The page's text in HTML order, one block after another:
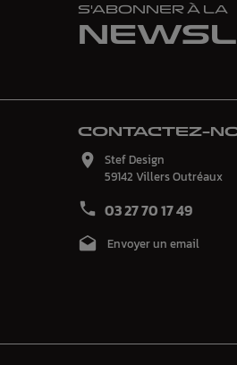
S'ABONNER À LA
CONTACTEZ-

Stef Design
59142 Villers Outréaux
 03 27 70 17 49
 Envoyer un email